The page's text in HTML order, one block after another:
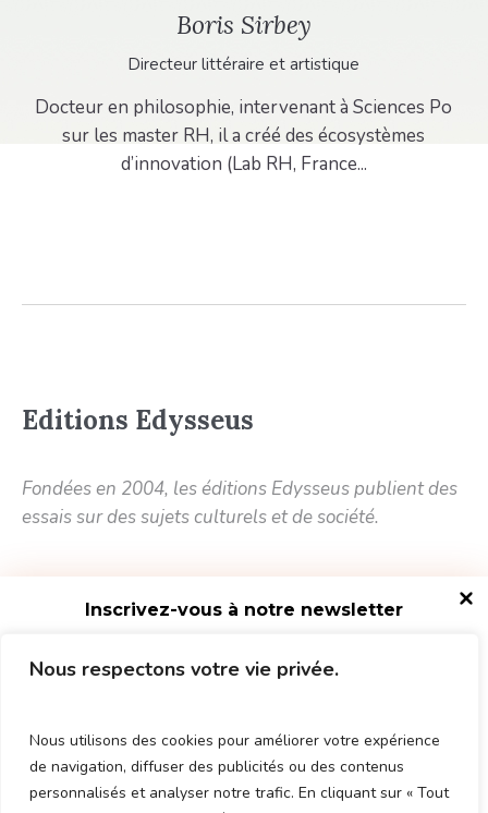
Nous respectons votre vie privée.
Nous utilisons des cookies pour améliorer votre expérience
de navigation, diffuser des publicités ou des contenus
personnalisés et analyser notre trafic. En cliquant sur « Tout
Boris Sirbey
Directeur littéraire et artistique
Docteur en philosophie, intervenant à Sciences Po
sur les master RH, il a créé des écosystèmes
d’innovation (Lab RH, France...
Inscrivez-vous à notre newsletter
Editions Edysseus
Fondées en 2004, les éditions Edysseus publient des
essais sur des sujets culturels et de société.
11 rue du Baigneur